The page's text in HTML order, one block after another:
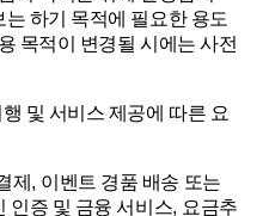
하기 목적에 필요한 용도
목적이 변경될 시에는 사전
및 서비스 제공에 따른 요
제 , 이벤트 경품 배송 또는
인증 및 금융 서비스, 요금추